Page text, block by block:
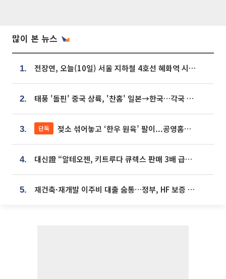
많이 본 뉴스
1. 전장연, 오늘(10일) 서울 지하철 4호선 혜화역 시위…1호선 용산역 무정차
2. 태풍 '돌핀' 중국 상륙, '찬홈' 일본→한국…각국 기상청 예상 경로는?
3. 단독 젖소 섞어놓고 ‘한우 원육’ 팔이...공영홈쇼핑 표기·검증 구멍
4. 대신證 “알테오젠, 키트루다 큐렉스 판매 3배 급증…목표가 41만원 상향”
5. 재건축·재개발 이주비 대출 숨통…정부, HF 보증 신설 추진